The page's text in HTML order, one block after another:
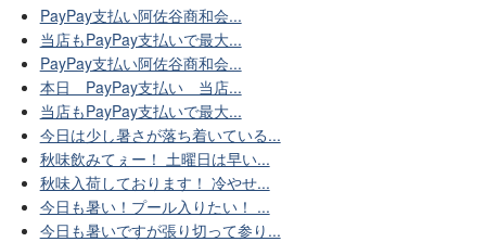
PayPay支払い阿佐谷商和会...
当店もPayPay支払いで最大...
PayPay支払い阿佐谷商和会...
本日 PayPay支払い 当店...
当店もPayPay支払いで最大...
今日は少し暑さが落ち着いている...
秋味飲みてぇー！ 土曜日は早い...
秋味入荷しております！ 冷やせ...
今日も暑い！プール入りたい！ ...
今日も暑いですが張り切って参り...